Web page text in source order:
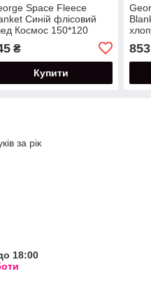
Space Fleece
Синій флісовий
Космос 150*120
₴
Купити
853
за рік
18:00